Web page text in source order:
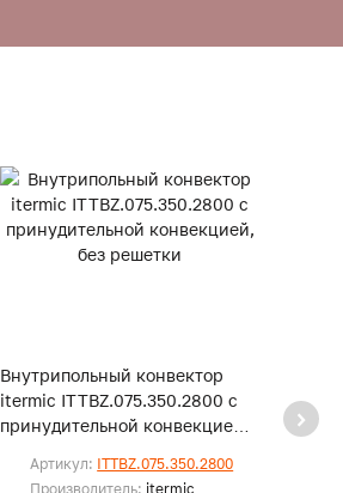
Внутрипольный конвектор
itermic ITTBZ.075.350.2800 с
принудительной конвекцией,
Артикул: ITTBZ.075.350.2800
Производитель: itermic